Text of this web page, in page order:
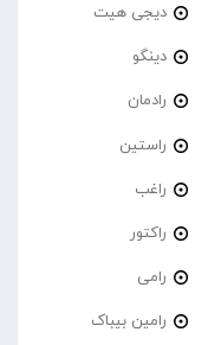
دیجی هیت
دینگو
رادمان
راستین
راغب
راکتور
رامی
رامین بیباک